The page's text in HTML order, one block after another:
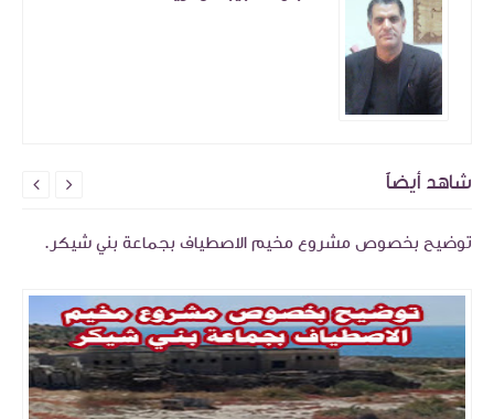
شاهد أيضاً
توضيح بخصوص مشروع مخيم الاصطياف بجماعة بني شيكر.

